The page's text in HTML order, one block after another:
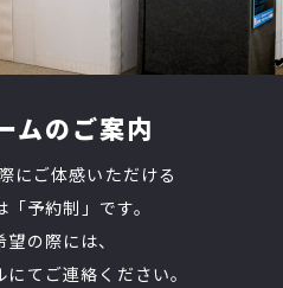
ムのご案内
にご体感いただける
予約制」です。
の際には、
てご連絡ください。